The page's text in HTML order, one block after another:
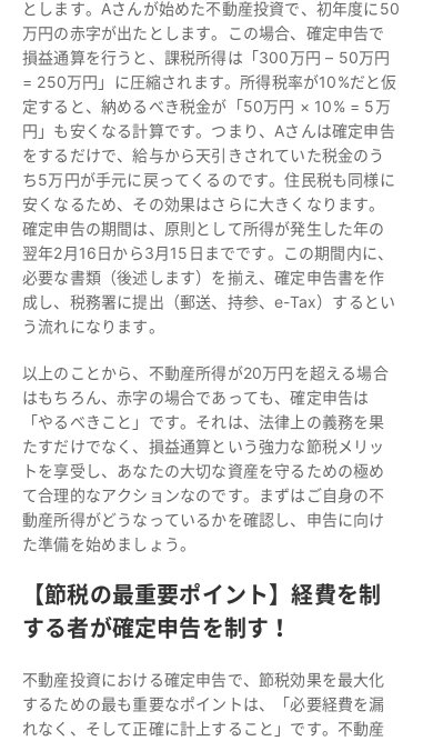
とします。Aさんが始めた不動産投資で、初年度に50
万円の赤字が出たとします。この場合、確定申告で
損益通算を行うと、課税所得は「300万円 – 50万円
= 250万円」に圧縮されます。所得税率が10%だと仮
定すると、納めるべき税金が「50万円 × 10% = 5万
円」も安くなる計算です。つまり、Aさんは確定申告
をするだけで、給与から天引きされていた税金のう
ち5万円が手元に戻ってくるのです。住民税も同様に
安くなるため、その効果はさらに大きくなります。
確定申告の期間は、原則として所得が発生した年の
翌年2月16日から3月15日までです。この期間内に、
必要な書類（後述します）を揃え、確定申告書を作
成し、税務署に提出（郵送、持参、e-Tax）するとい
う流れになります。
以上のことから、不動産所得が20万円を超える場合
はもちろん、赤字の場合であっても、確定申告は
「やるべきこと」です。それは、法律上の義務を果
たすだけでなく、損益通算という強力な節税メリッ
トを享受し、あなたの大切な資産を守るための極め
て合理的なアクションなのです。まずはご自身の不
動産所得がどうなっているかを確認し、申告に向け
た準備を始めましょう。
【節税の最重要ポイント】経費を制
する者が確定申告を制す！
不動産投資における確定申告で、節税効果を最大化
するための最も重要なポイントは、「必要経費を漏
れなく、そして正確に計上すること」です。不動産